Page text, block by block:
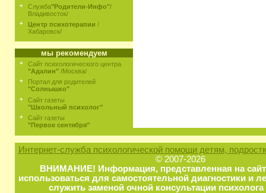
Служба"Родители-Инфо"/
Владивосток/
Центр психотерапии /
Хабаровск/
мы рекомендуем
Сайт психологического центра
"Адалин" /Москва/
Портал для родителей
"Солнышко"
Сайт газеты
"Школьный психолог"
Сайт газеты
"Первое сентября"
Интернет-служба психологической помощи детям,
© 2007-2026
ВНИМАНИЕ! Информация, представленная на
использоваться для самостоятельной диагностики и
служить заменой очной консультации